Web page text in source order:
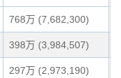
768万 (7,682,300)
398万 (3,984,507)
297万 (2,973,190)